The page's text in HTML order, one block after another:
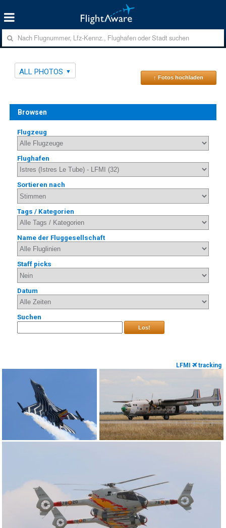
ALL PHOTOS
↑ Fotos hochladen
Browsen
Flugzeug
Flughafen
Sortieren nach
Tags / Kategorien
Name der Fluggesellschaft
Staff picks
Datum
Suchen
Los!
LFMI tracking